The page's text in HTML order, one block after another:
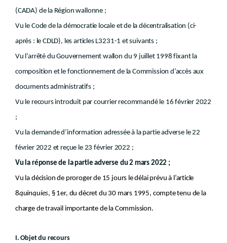
(CADA) de la Région wallonne ;
Vu le Code de la démocratie locale et de la décentralisation (ci-
après : le CDLD), les articles L3231-1 et suivants ;
Vu l’arrêté du Gouvernement wallon du 9 juillet 1998 fixant la
composition et le fonctionnement de la Commission d’accès aux
documents administratifs ;
Vu le recours introduit par courrier recommandé le 16 février 2022
;
Vu la demande d’information adressée à la partie adverse le 22
février 2022 et reçue le 23 février 2022 ;
Vu la réponse de la partie adverse du 2 mars 2022 ;
Vu la décision de proroger de 15 jours le délai prévu à l’article
8quinquies, § 1er, du décret du 30 mars 1995, compte tenu de la
charge de travail importante de la Commission.
I. Objet du recours